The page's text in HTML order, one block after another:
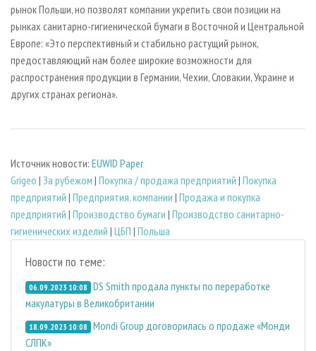
рынок Польши, но позволят компании укрепить свои позиции на
рынках санитарно-гигиенической бумаги в Восточной и Центральной
Европе: «Это перспективный и стабильно растущий рынок,
предоставляющий нам более широкие возможности для
распространения продукции в Германии, Чехии, Словакии, Украине и
других странах региона».
Источник новости: EUWID Paper
Grigeo | За рубежом | Покупка / продажа предприятий | Покупка
предприятий | Предприятия, компании | Продажа и покупка
предприятий | Производство бумаги | Производство санитарно-
гигиенических изделий | ЦБП | Польша
Новости по теме:
06.09.2023 10:08 DS Smith продала пункты по переработке
макулатуры в Великобритании
18.09.2023 10:08 Mondi Group договорилась о продаже «Монди
СЛПК»